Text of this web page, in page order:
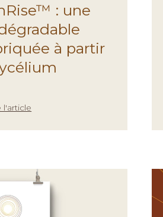
: une
à partir
l'article